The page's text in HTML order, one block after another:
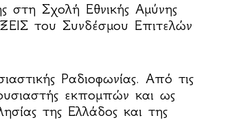
στη Σχολή Εθνικής Αμύνης
του Συνδέσμου Επιτελών
Ραδιοφωνίας. Από τις
εκπομπών και ως
της Ελλάδος και της